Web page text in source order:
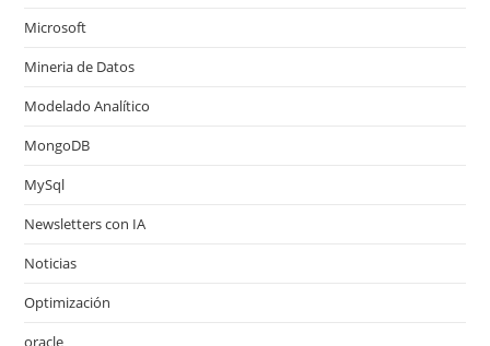
Microsoft
Mineria de Datos
Modelado Analítico
MongoDB
MySql
Newsletters con IA
Noticias
Optimización
oracle